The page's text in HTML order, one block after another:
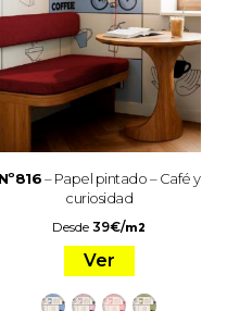
Nº816– Papel pintado – Café y
curiosidad
Desde39€/m2
Ver